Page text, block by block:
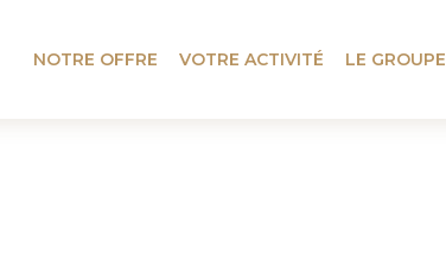
NOTRE OFFRE VOTRE ACTIVITÉ LE